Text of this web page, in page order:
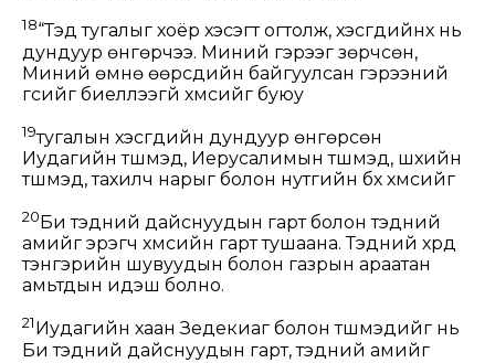
18“Тэд тугалыг хоёр хэсэгт огтолж, хэсгүүдийнх нь
дундуур өнгөрчээ. Миний гэрээг зөрчсөн,
Миний өмнө өөрсдийн байгуулсан гэрээний
үгсийг биелүүлээгүй хүмүүсийг буюу
19тугалын хэсгүүдийн дундуур өнгөрсөн
Иудагийн түшмэд, Иерусалимын түшмэд, шүүхийн
түшмэд, тахилч нарыг болон нутгийн бүх хүмүүсийг
20 Би тэдний дайснуудын гарт болон тэдний
амийг эрэгч хүмүүсийн гарт тушаана. Тэдний хүүрүүд
тэнгэрийн шувуудын болон газрын араатан
амьтдын идэш болно.
21 Иудагийн хаан Зедекиаг болон түшмэдийг нь
Би тэдний дайснуудын гарт, тэдний амийг